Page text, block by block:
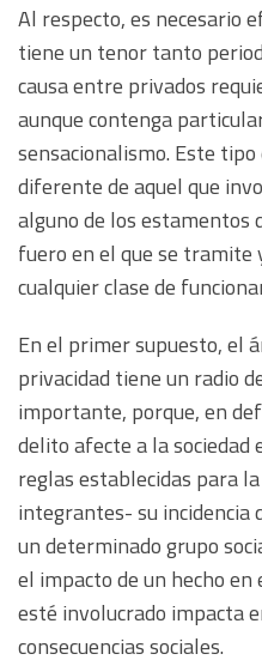
Al respecto, es necesario
tiene un tenor tanto
causa entre privados
aunque contenga
sensacionalismo. Este
diferente de aquel que
alguno de los estamentos
fuero en el que se
cualquier clase de
En el primer supuesto, el
privacidad tiene un radio
importante, porque, en
delito afecte a la sociedad
reglas establecidas para
integrantes- su
un determinado grupo
el impacto de un hecho
esté involucrado impacta
consecuencias sociales.